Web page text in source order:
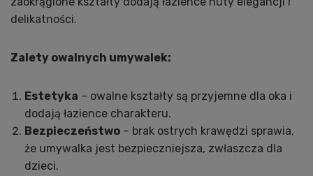
delikatności.
Zalety owalnych umywalek:
Estetyka – owalne kształty są przyjemne dla oka i
dodają łazience charakteru.
Bezpieczeństwo – brak ostrych krawędzi sprawia,
że umywalka jest bezpieczniejsza, zwłaszcza dla
dzieci.